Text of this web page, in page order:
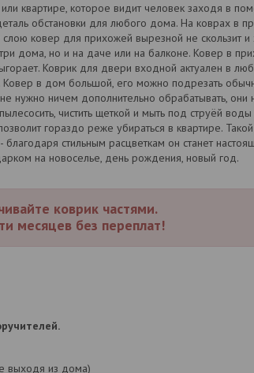
квартире, которое видит человек заходя в
обстановки для любого дома. На коврах в
ковер для прихожей вырезной не скользит
дома, но и на даче или на балконе. Ковер в
Коврик для двери входной актуален в
Ковер в дом большой, его можно подрезать
ничем дополнительно обрабатывать, они
чистить щеткой и мыть под струёй
гораздо реже убираться в квартире.
стильным расцветкам он станет
на новоселье, день рождения, новый год.
коврик частями.
месяцев без переплат!
выходя из дома)